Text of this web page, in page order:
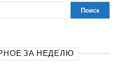
ЗА НЕДЕЛЮ